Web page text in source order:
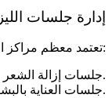
إدارة جلسات
تعتمد معظم مراكز التجميل على خدمات متكررة مثل:
جلسات إزالة الشعر بالليزر.
جلسات العناية بالبشرة.